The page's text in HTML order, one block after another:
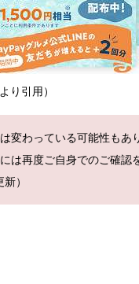
より引用）
変わっている可能性もあ
は再度ご自身でのご確認
）